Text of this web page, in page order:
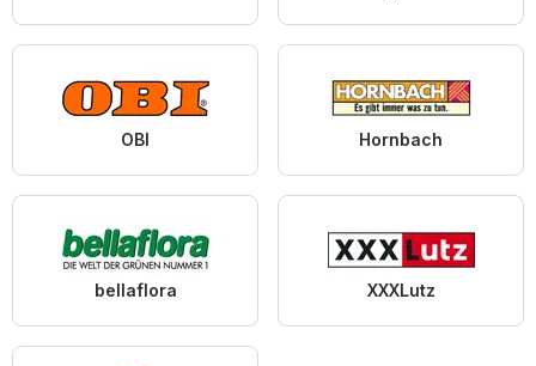
OBI Hornbach
bellaflora XXXLutz